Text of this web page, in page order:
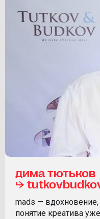
дима тютьков
⮡
mads —
понятие креатива